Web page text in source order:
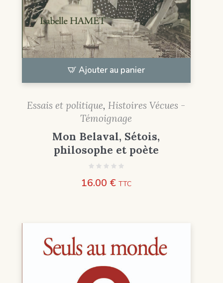
Ajouter au panier
Essais et politique, Histoires Vécues -
Témoignage
Mon Belaval, Sétois,
philosophe et poète
16.00 € TTC